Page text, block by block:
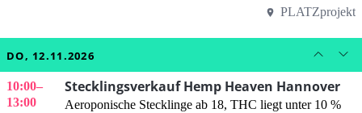
PLATZprojekt
DO, 12.11.2026
10:00–
13:00
Stecklingsverkauf Hemp Heaven Hannover
Aeroponische Stecklinge ab 18, THC liegt unter 10 %